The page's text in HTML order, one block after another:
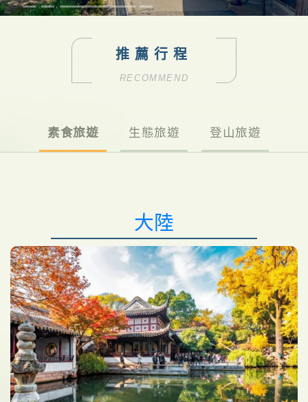
推薦行程
RECOMMEND
素食旅遊 生態旅遊 登山旅遊
大陸